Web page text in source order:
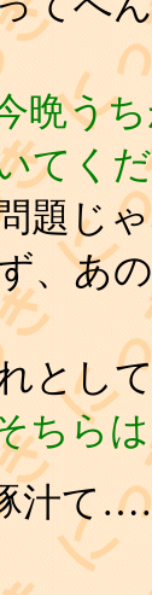
晩う
てく
題じ
、あ
とし
ちら
汁て